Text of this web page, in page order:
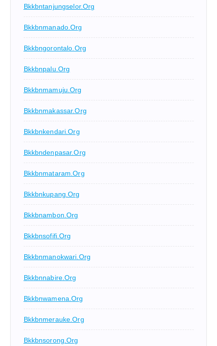
Bkkbntanjungselor.org
Bkkbnmanado.org
Bkkbngorontalo.org
Bkkbnpalu.org
Bkkbnmamuju.org
Bkkbnmakassar.org
Bkkbnkendari.org
Bkkbndenpasar.org
Bkkbnmataram.org
Bkkbnkupang.org
Bkkbnambon.org
Bkkbnsofifi.org
Bkkbnmanokwari.org
Bkkbnnabire.org
Bkkbnwamena.org
Bkkbnmerauke.org
Bkkbnsorong.org